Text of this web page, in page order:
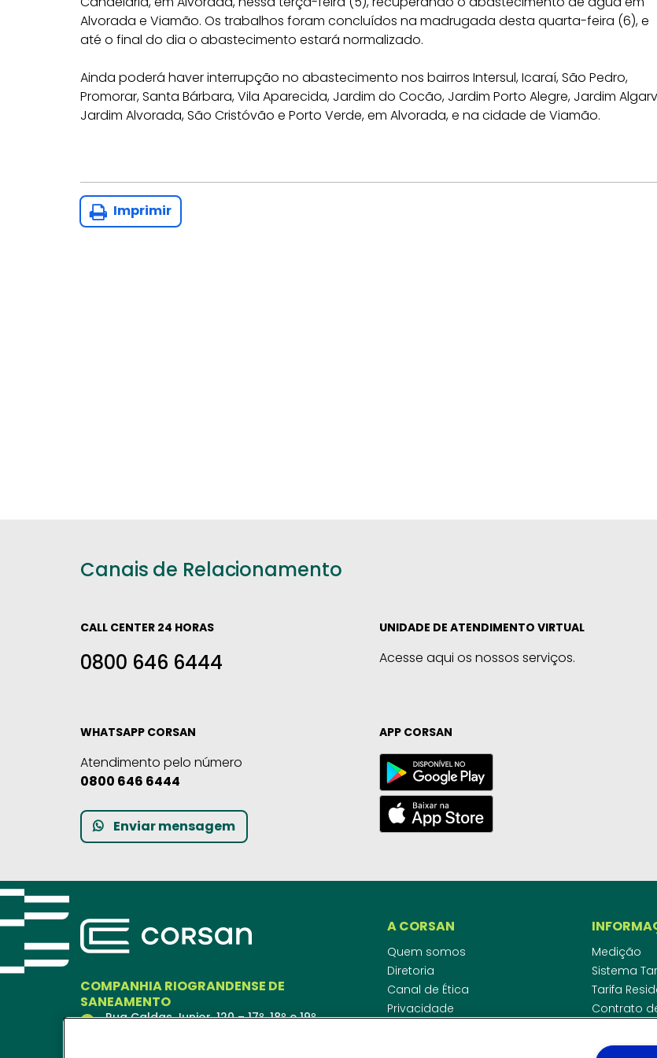
Alvorada e Viamão. Os trabalhos foram concluídos na madrugada desta quarta-feira (6), e
até o final do dia o abastecimento estará normalizado.
Ainda poderá haver interrupção no abastecimento nos bairros Intersul, Icaraí, São Pedro,
Promorar, Santa Bárbara, Vila Aparecida, Jardim do Cocão, Jardim Porto Alegre, Jardim
Jardim Alvorada, São Cristóvão e Porto Verde, em Alvorada, e na cidade de Viamão.
Imprimir
Canais de Relacionamento
CALL CENTER 24 HORAS
0800 646 6444
UNIDADE DE ATENDIMENTO VIRTUAL
Acesse aqui os nossos serviços.
WHATSAPP CORSAN
Atendimento pelo número
0800 646 6444
Enviar mensagem
APP CORSAN
COMPANHIA RIOGRANDENSE DE
SANEAMENTO
Rua Caldas Junior, 120 – 17º, 18º e 19º
A CORSAN
Quem somos
Diretoria
Canal de Ética
Privacidade
Medição
Sistema
Tarifa
Contrato
Agências